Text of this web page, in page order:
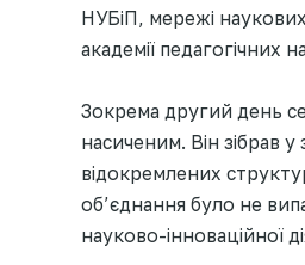
НУБіП, мережі
академії педагогічних
Зокрема другий день
насиченим. Він зібрав
відокремлених
об’єднання було не
науково-інноваційної